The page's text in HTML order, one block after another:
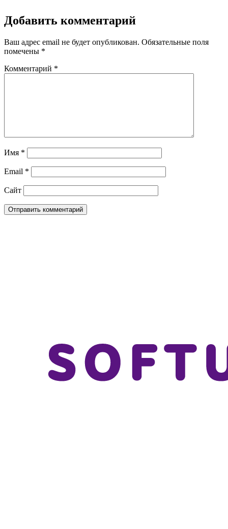
Добавить комментарий
Ваш адрес email не будет опубликован. Обязательные поля
помечены *
Комментарий *
Имя *
Email *
Сайт